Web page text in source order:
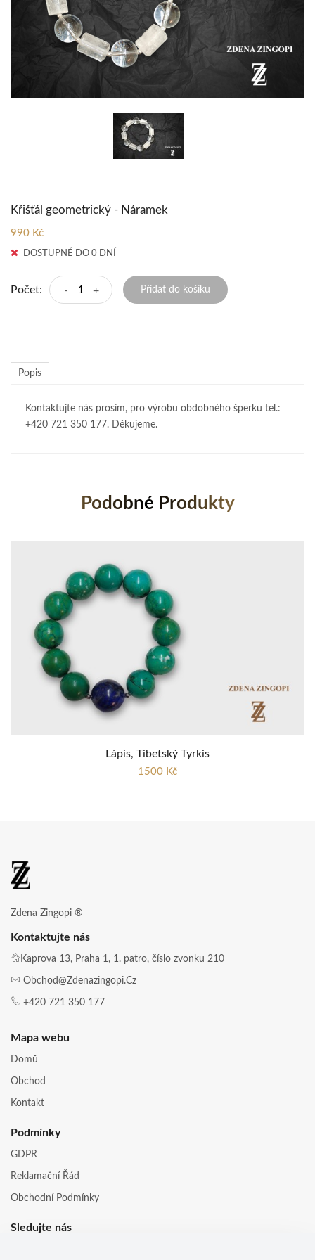
Křišťál geometrický - Náramek
990 Kč
DOSTUPNÉ DO 0 DNÍ
Počet: - + Přidat do košíku
Popis
Kontaktujte nás prosím, pro výrobu obdobného šperku tel.:
+420 721 350 177. Děkujeme.
Podobné Produkty
Lápis, Tibetský Tyrkis
1500 Kč
Zdena Zingopi ®
Kontaktujte nás
Kaprova 13, Praha 1, 1. patro, číslo zvonku 210
Obchod@zdenazingopi.cz
+420 721 350 177
Mapa webu
Domů
Obchod
Kontakt
Podmínky
GDPR
Reklamační Řád
Obchodní Podmínky
Sledujte nás